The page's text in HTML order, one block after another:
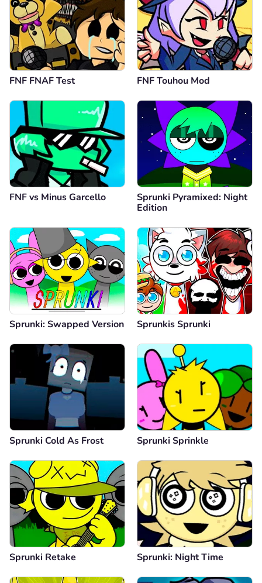
FNF FNAF Test FNF Touhou Mod
FNF vs Minus Garcello
Sprunki Pyramixed: Night
Edition
Sprunki: Swapped Version Sprunkis Sprunki
Sprunki Cold As Frost Sprunki Sprinkle
Sprunki Retake Sprunki: Night Time